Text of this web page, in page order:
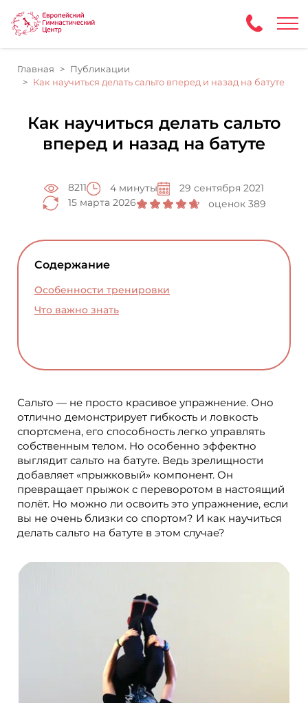
Главная
Публикации
Как научиться делать сальто вперед и назад на батуте
Как научиться делать сальто
вперед и назад на батуте
8211 4 минуты
29 сентября 2021
15 марта 2026
оценок 389
Содержание
Особенности тренировки
Что важно знать
Сальто — не просто красивое упражнение. Оно
отлично демонстрирует гибкость и ловкость
спортсмена, его способность легко управлять
собственным телом. Но особенно эффектно
выглядит сальто на батуте. Ведь зрелищности
добавляет «прыжковый» компонент. Он
превращает прыжок с переворотом в настоящий
полёт. Но можно ли освоить это упражнение, если
вы не очень близки со спортом? И как научиться
делать сальто на батуте в этом случае?